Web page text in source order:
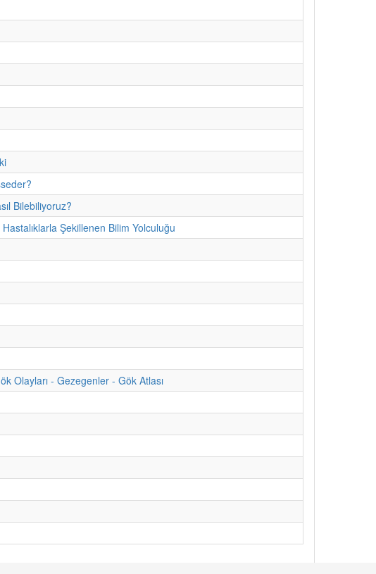
Bilebiliyoruz?
Şekillenen Bilim Yolculuğu
Olayları - Gezegenler - Gök Atlası